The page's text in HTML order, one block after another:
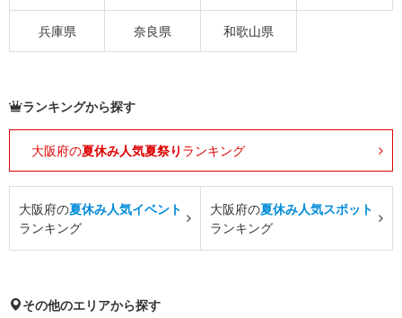
兵庫県 奈良県 和歌山県
ランキングから探す
大阪府の夏休み人気夏祭り ランキング
大阪府の夏休み人気イベント
ランキング
大阪府の夏休み人気スポット
ランキング
その他のエリアから探す